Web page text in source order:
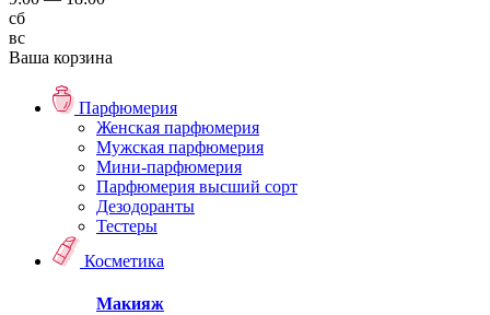
сб
вс
Ваша корзина
Парфюмерия
Женская парфюмерия
Мужская парфюмерия
Мини-парфюмерия
Парфюмерия высший сорт
Дезодоранты
Тестеры
Косметика
Макияж